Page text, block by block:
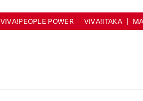
VIVA!PEOPLE POWER VIVA!ITAKA